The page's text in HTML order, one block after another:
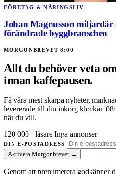
FÖRETAG & NÄRINGSLIV
Johan Magnusson miljardär
förändrade byggbranschen
MORGONBREVET 8:00
Allt du behöver veta
innan kaffepausen.
Få våra mest skarpa nyheter,
levererade till din inkorg klockan
när du vill.
120 000+ läsare Inga annonser
DIN E-POSTADRESS
Aktivera Morgonbrevet →
Genom att prenumerera godkänner